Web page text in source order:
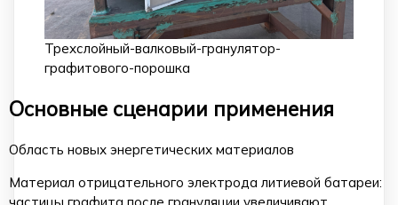
Трехслойный-валковый-гранулятор-
графитового-порошка
Основные сценарии применения
Область новых энергетических материалов
Материал отрицательного электрода литиевой батареи: